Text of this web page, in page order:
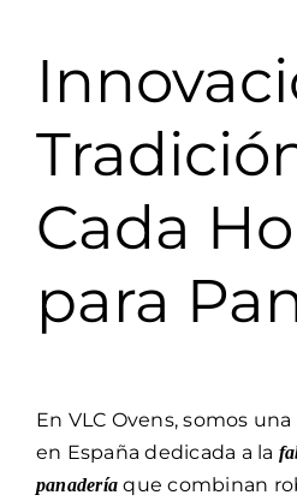
Cada
para
En VLC Ovens, somos
en España dedicada a la
panadería que combinan